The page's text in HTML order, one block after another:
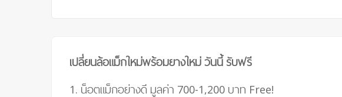
เปลี่ยนล้อแม็กใหม่พร้อมยางใหม่ วันนี้ รับฟรี
1. น็อตแม็กอย่างดี มูลค่า 700-1,200 บาท Free!